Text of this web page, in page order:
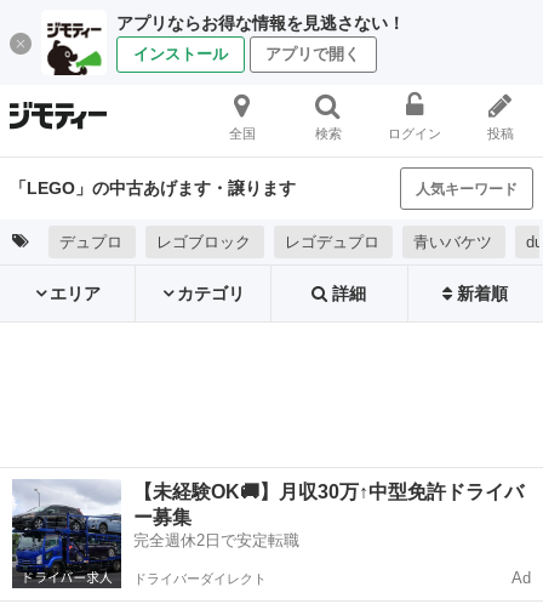
アプリならお得な情報を見逃さない！
インストール アプリで開く
全国 検索 ログイン 投稿
「LEGO」の中古あげます・譲ります 人気キーワード
デュプロ レゴブロック レゴデュプロ 青いバケツ
エリア カテゴリ 詳細 新着順
【未経験OK🚚】月収30万↑中型免許ドライバ
ー募集
完全週休2日で安定転職
ドライバーダイレクト Ad